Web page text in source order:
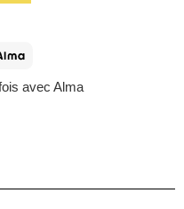
avec Alma